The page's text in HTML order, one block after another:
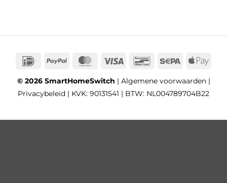
IDeal PayPal MasterCard
Visa Bancontact
Sepa
© 2026 SmartHomeSwitch | Algemene voorwaarden|
Privacybeleid | KVK: 90131541 | BTW: NL004789704B22